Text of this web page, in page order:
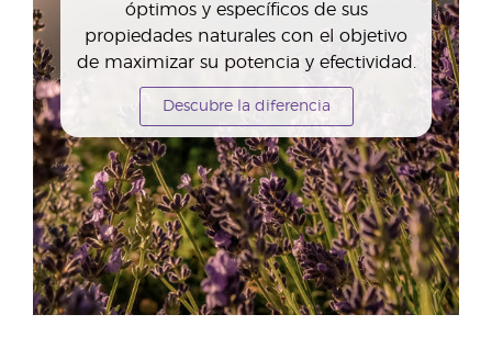
óptimos y específicos de sus
propiedades naturales con el objetivo
de maximizar su potencia y efectividad.
Descubre la diferencia